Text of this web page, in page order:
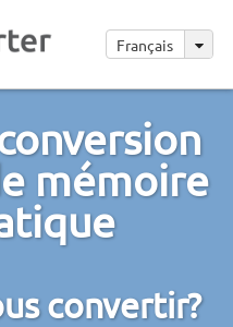
Français
mémoire
convertir?